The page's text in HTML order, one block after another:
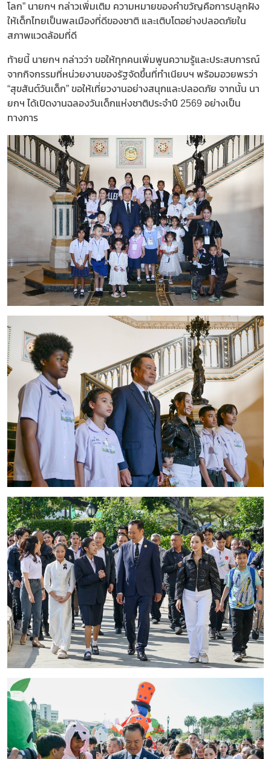
โลก” นายกฯ กล่าวเพิ่มเติม ความหมายของคำขวัญคือการปลูกฝัง
ให้เด็กไทยเป็นพลเมืองที่ดีของชาติ และเติบโตอย่างปลอดภัยใน
สภาพแวดล้อมที่ดี
ท้ายนี้ นายกฯ กล่าวว่า ขอให้ทุกคนเพิ่มพูนความรู้และประสบการณ์
จากกิจกรรมที่หน่วยงานของรัฐจัดขึ้นที่ทำเนียบฯ พร้อมอวยพรว่า
“สุขสันต์วันเด็ก” ขอให้เที่ยวงานอย่างสนุกและปลอดภัย จากนั้น นา
ยกฯ ได้เปิดงานฉลองวันเด็กแห่งชาติประจำปี 2569 อย่างเป็น
ทางการ